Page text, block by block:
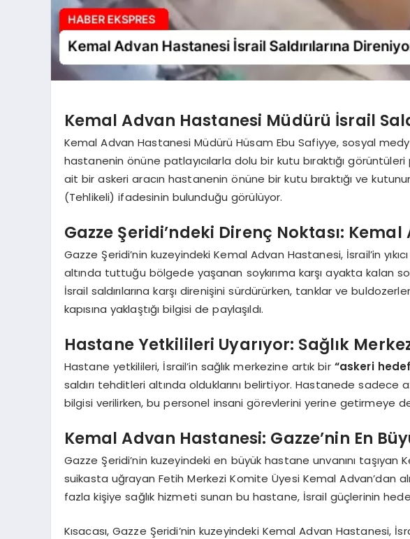
Kemal Advan Hastanesi Müdürü İsrail
Kemal Advan Hastanesi Müdürü Hüsam Ebu Safiyye, sosyal
hastanenin önüne patlayıcılarla dolu bir kutu bıraktığı
ait bir askeri aracın hastanenin önüne bir kutu bıraktığı ve
(Tehlikeli) ifadesinin bulunduğu görülüyor.
Gazze Şeridi’ndeki Direnç Noktası:
Gazze Şeridi’nin kuzeyindeki Kemal Advan Hastanesi, İsrail’in
altında tuttuğu bölgede yaşanan soykırıma karşı ayakta kalan
İsrail saldırılarına karşı direnişini sürdürürken, tanklar ve
kapısına yaklaştığı bilgisi de paylaşıldı.
Hastane Yetkilileri Uyarıyor: Sağlık
Hastane yetkilileri, İsrail’in sağlık merkezine artık bir “askeri
saldırı tehditleri altında olduklarını belirtiyor. Hastanede sadece
bilgisi verilirken, bu personel insani görevlerini yerine getirmeye
Kemal Advan Hastanesi: Gazze’nin En
Gazze Şeridi’nin kuzeyindeki en büyük hastane unvanını taşıyan
suikasta uğrayan Fetih Merkezi Komite Üyesi Kemal Advan’dan
fazla kişiye sağlık hizmeti sunan bu hastane, İsrail güçlerinin
Kısacası, Gazze Şeridi’nin kuzeyindeki Kemal Advan Hastanesi,